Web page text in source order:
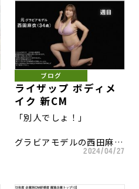
嘘だと分かってしまう嘘。
わらない嘘。
生き馬の目を抜く戦国時代
の武将たちは、
嘘をつき、嘘を見破り、嘘
をつかれと、
生死に関わる言葉の裏を読
み続けて、
ろうなぁ…
ブログ
2024/04/27
ライザップ ボディメ
イク 新CM
「別人でしょ！」
グラビアモデルの西田麻衣